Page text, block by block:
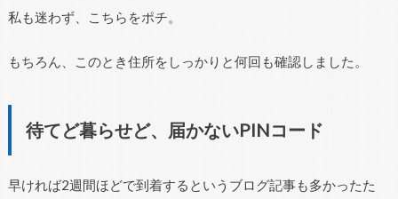
私も迷わず、こちらをポチ。
もちろん、このとき住所をしっかりと何回も確認しました。
待てど暮らせど、届かないPINコード
早ければ2週間ほどで到着するというブログ記事も多かったた